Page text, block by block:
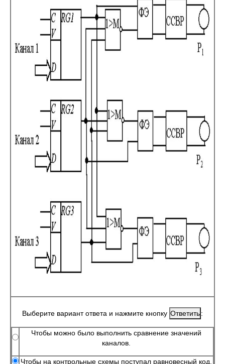
Выберите вариант ответа и нажмите кнопку :
Чтобы можно было выполнить сравнение значений
каналов.
Чтобы на контрольные схемы поступал равновесный код.